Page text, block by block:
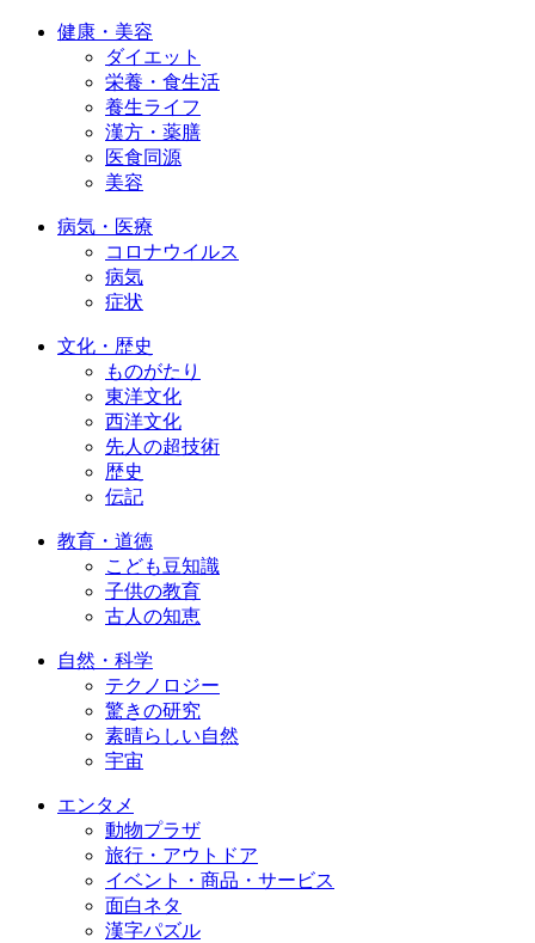
健康・美容
ダイエット
栄養・食生活
養生ライフ
漢方・薬膳
医食同源
美容
病気・医療
コロナウイルス
病気
症状
文化・歴史
ものがたり
東洋文化
西洋文化
先人の超技術
歴史
伝記
教育・道徳
こども豆知識
子供の教育
古人の知恵
自然・科学
テクノロジー
驚きの研究
素晴らしい自然
宇宙
エンタメ
動物プラザ
旅行・アウトドア
イベント・商品・サービス
面白ネタ
漢字パズル